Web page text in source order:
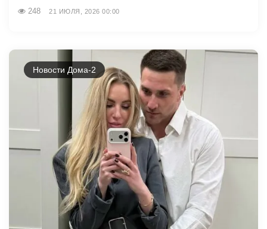
248 21 ИЮЛЯ, 2026 00:00
Новости Дома-2